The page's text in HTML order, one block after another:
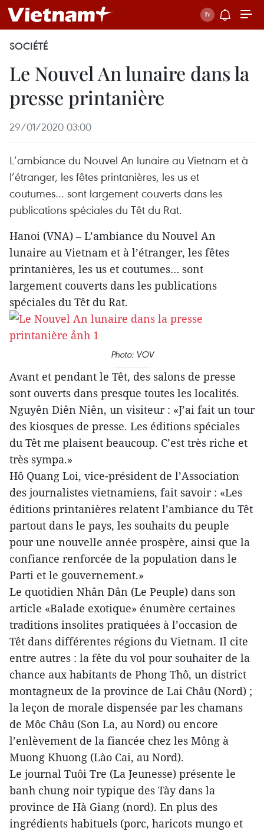
SOCIÉTÉ
Le Nouvel An lunaire dans la
presse printanière
29/01/2020 03:00
L’ambiance du Nouvel An lunaire au Vietnam et à
l’étranger, les fêtes printanières, les us et
coutumes… sont largement couverts dans les
publications spéciales du Têt du Rat.
Hanoi (VNA) – L’ambiance du Nouvel An
lunaire au Vietnam et à l’étranger, les fêtes
printanières, les us et coutumes… sont
largement couverts dans les publications
spéciales du Têt du Rat.
Photo: VOV
Avant et pendant le Têt, des salons de presse
sont ouverts dans presque toutes les localités.
Nguyên Diên Niên, un visiteur : «J’ai fait un tour
des kiosques de presse. Les éditions spéciales
du Têt me plaisent beaucoup. C’est très riche et
très sympa.»
Hô Quang Loi, vice-président de l’Association
des journalistes vietnamiens, fait savoir : «Les
éditions printanières relatent l’ambiance du Têt
partout dans le pays, les souhaits du peuple
pour une nouvelle année prospère, ainsi que la
confiance renforcée de la population dans le
Parti et le gouvernement.»
Le quotidien Nhân Dân (Le Peuple) dans son
article «Balade exotique» énumère certaines
traditions insolites pratiquées à l’occasion de
Têt dans différentes régions du Vietnam. Il cite
entre autres : la fête du vol pour souhaiter de la
chance aux habitants de Phong Thô, un district
montagneux de la province de Lai Châu (Nord) ;
la leçon de morale dispensée par les chamans
de Môc Châu (Son La, au Nord) ou encore
l’enlèvement de la fiancée chez les Mông à
Muong Khuong (Lào Cai, au Nord).
Le journal Tuôi Tre (La Jeunesse) présente le
banh chung noir typique des Tày dans la
province de Hà Giang (nord). En plus des
ingrédients habituels (porc, haricots mungo et